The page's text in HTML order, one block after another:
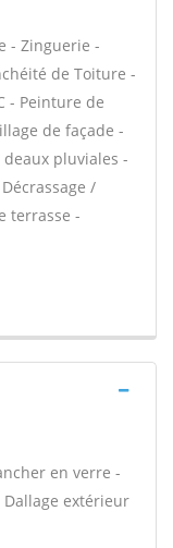
- Zinguerie -
de Toiture -
- Peinture de
de façade -
pluviales -
/
terrasse -
en verre -
extérieur